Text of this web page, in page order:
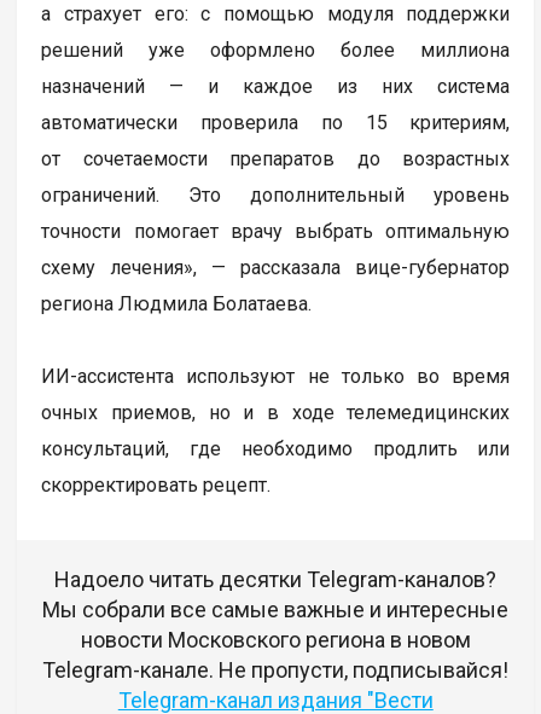
а страхует его: с помощью модуля поддержки
решений уже оформлено более миллиона
назначений — и каждое из них система
автоматически проверила по 15 критериям,
от сочетаемости препаратов до возрастных
ограничений. Это дополнительный уровень
точности помогает врачу выбрать оптимальную
схему лечения», — рассказала вице-губернатор
региона Людмила Болатаева.
ИИ-ассистента используют не только во время
очных приемов, но и в ходе телемедицинских
консультаций, где необходимо продлить или
скорректировать рецепт.
Надоело читать десятки Telegram-каналов?
Мы собрали все самые важные и интересные
новости Московского региона в новом
Telegram-канале. Не пропусти, подписывайся!
Telegram-канал издания "Вести